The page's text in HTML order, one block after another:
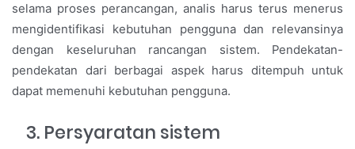
selama proses perancangan, analis harus terus menerus
mengidentifikasi kebutuhan pengguna dan relevansinya
dengan keseluruhan rancangan sistem. Pendekatan-
pendekatan dari berbagai aspek harus ditempuh untuk
dapat memenuhi kebutuhan pengguna.
Persyaratan sistem